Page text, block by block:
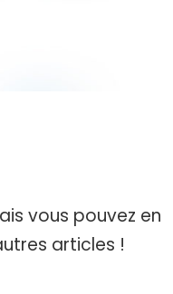
vous pouvez en
articles !